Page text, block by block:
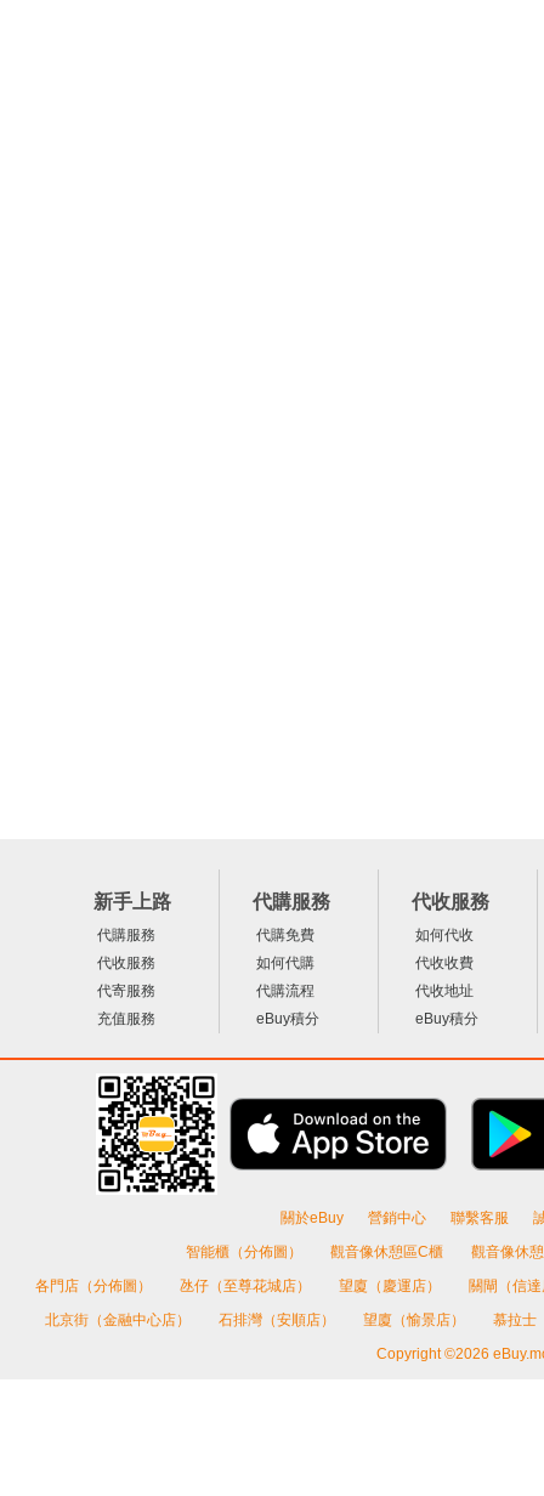
新手上路
代購服務
代收服務
代寄服務
充值服務
代購服務
代購免費
如何代購
代購流程
eBuy積分
代收服務
如何代收
代收收費
代收地址
eBuy積分
關於eBuy 營銷中心 聯繫客服
智能櫃（分佈圖）
觀音像休憩區C櫃
觀音像休
各門店（分佈圖）
氹仔（至尊花城店） 望廈（慶運店）
關閘（信
北京街（金融中心店）
石排灣（安順店） 望廈（愉景店）
慕拉士
Copyright ©2026